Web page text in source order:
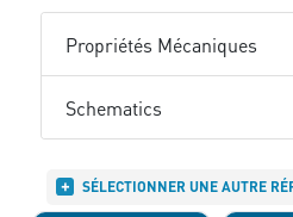
Propriétés Mécaniques
Schematics
SÉLECTIONNER UNE AUTRE